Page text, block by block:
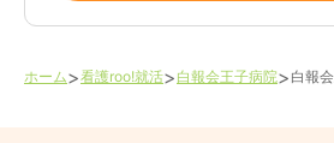
ホーム>看護roo!就活> 白報会王子病院> 白報